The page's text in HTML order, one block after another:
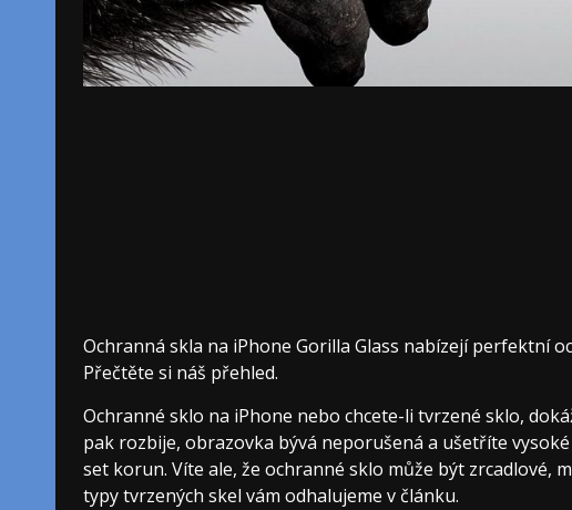
Ochranná skla na iPhone Gorilla Glass nabízejí perfektní
Přečtěte si náš přehled.
Ochranné sklo na iPhone nebo chcete-li tvrzené sklo,
pak rozbije, obrazovka bývá neporušená a ušetříte
set korun. Víte ale, že ochranné sklo může být zrcadlové,
typy tvrzených skel vám odhalujeme v článku.